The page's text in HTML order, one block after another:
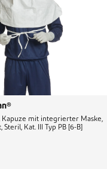
Kapuze mit integrierter Maske,
Kat. III Typ PB [6-B]